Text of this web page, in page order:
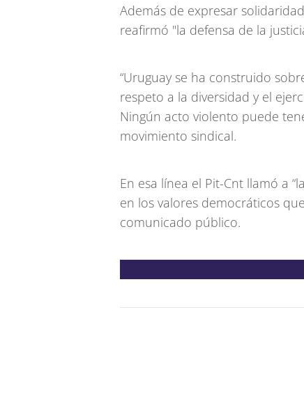
Además de expresar
reafirmó "la defensa de la
“Uruguay se ha construido
respeto a la diversidad y el
Ningún acto violento puede
movimiento sindical.
En esa línea el Pit-Cnt llamó a
en los valores democráticos
comunicado público.